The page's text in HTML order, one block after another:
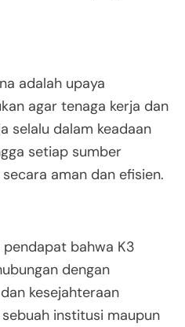
adalah upaya
agar tenaga kerja dan
selalu dalam keadaan
setiap sumber
aman dan efisien.
bahwa K3
dengan
kesejahteraan
institusi maupun